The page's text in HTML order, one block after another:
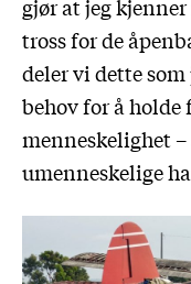
gjør at jeg
tross for de
deler vi dette
behov for å
menneskelighet
umenneskelige